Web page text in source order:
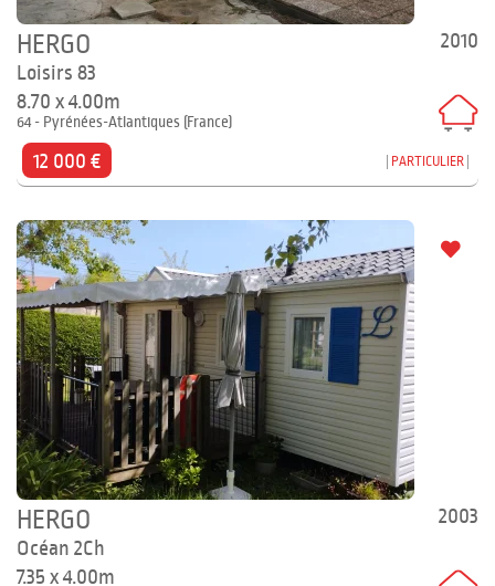
2010
HERGO
Loisirs 83
8.70 x 4.00m
64 - Pyrénées-Atlantiques (France)
12 000 € PARTICULIER
2003
HERGO
Océan 2Ch
7.35 x 4.00m